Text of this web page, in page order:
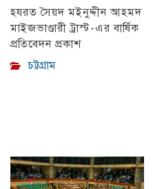
হযরত সৈয়দ মইনুদ্দীন আহমদ
মাইজভাণ্ডারী ট্রাস্ট-এর বার্ষিক
প্রতিবেদন প্রকাশ
চট্টগ্রাম